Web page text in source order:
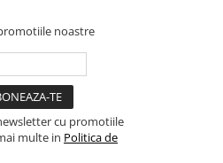
noastre
cu promotiile
multe in Politica de